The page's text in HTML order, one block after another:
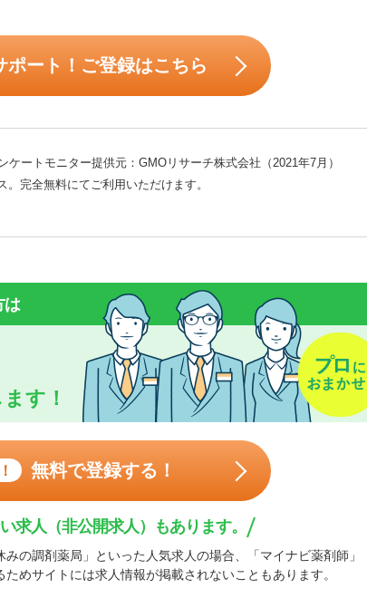
ポート！ご登録はこちら
ートモニター提供元：GMOリサーチ株式会社（2021年7月）
完全無料にてご利用いただけます。
は
す！
無料で登録する！
求人（非公開求人）もあります。
の調剤薬局」といった人気求人の場合、「マイナビ薬剤師」
めサイトには求人情報が掲載されないこともあります。